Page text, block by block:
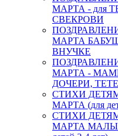
МАРТА - для
СВЕКРОВИ
МАРТА
ВНУЧКЕ
МАРТА -
ДОЧЕРИ,
СТИХИ
МАРТА (для
СТИХИ
МАРТА